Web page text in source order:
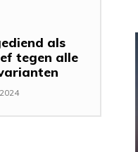
als
tegen alle